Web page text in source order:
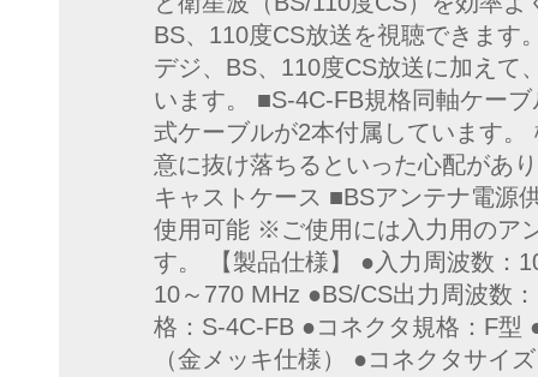
BS、110度CS放送を視聴できます
デジ、BS、110度CS放送に加えて
います。 ■S-4C-FB規格同軸ケー
式ケーブルが2本付属しています
意に抜け落ちるといった心配があ
キャストケース ■BSアンテナ電源
使用可能 ※ご使用には入力用のア
す。 【製品仕様】 ●入力周波数：
10～770 MHz ●BS/CS出力周波数
格：S-4C-FB ●コネクタ規格：F型
（金メッキ仕様） ●コネクタサイ